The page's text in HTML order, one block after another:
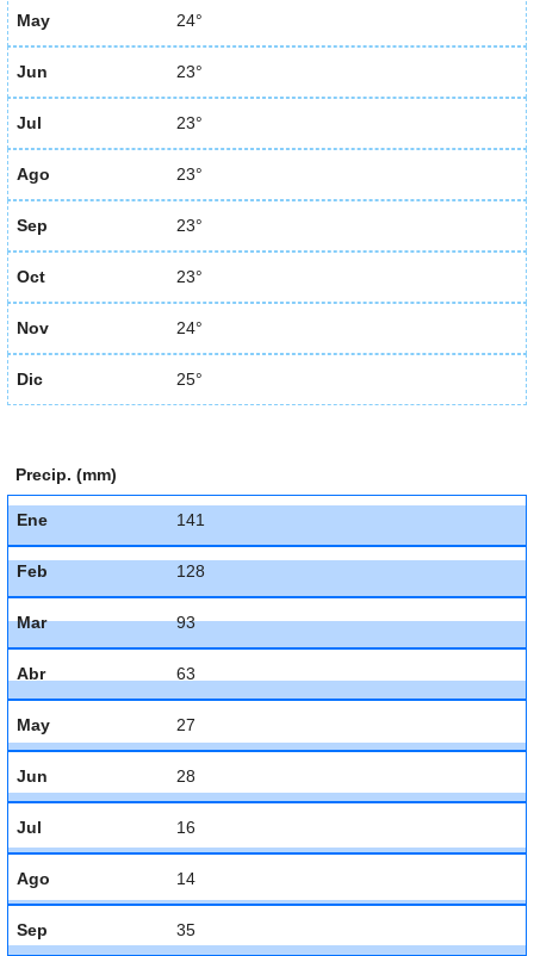
May 24°
Jun 23°
Jul 23°
Ago 23°
Sep 23°
Oct 23°
Nov 24°
Dic 25°
Precip. (mm)
Ene 141
Feb 128
Mar 93
Abr 63
May 27
Jun 28
Jul 16
Ago 14
Sep 35